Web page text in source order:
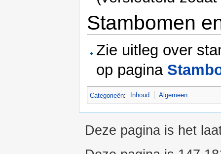
Stambomen
Zie uitleg over
op pagina
Categorieën: Inhoud Algemeen
Deze pagina is het